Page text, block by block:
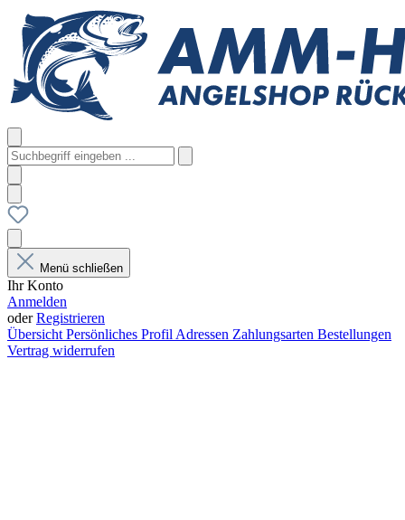
Menü schließen
Ihr Konto
Anmelden
oderRegistrieren
Übersicht Persönliches Profil Adressen Zahlungsarten Bestellungen
Vertrag widerrufen